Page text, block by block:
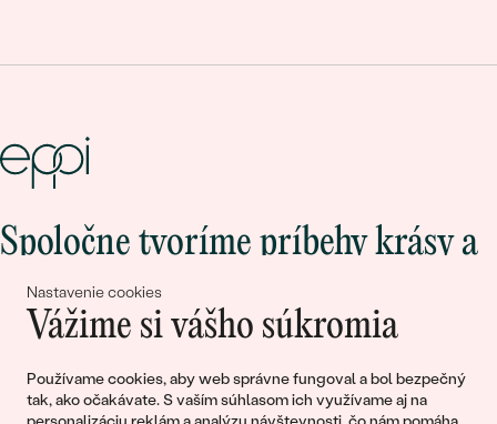
Nastavenie cookies
Vážime si vášho súkromia
Používame cookies, aby web správne fungoval a bol bezpečný
tak, ako očakávate. S vaším súhlasom ich využívame aj na
Spoločne tvoríme príbehy krásy a
lásky